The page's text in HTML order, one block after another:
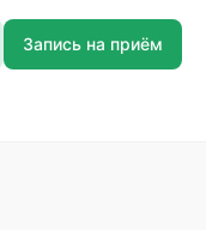
Запись на приём